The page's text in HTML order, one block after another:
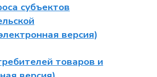
субъектов
версия)
товаров и